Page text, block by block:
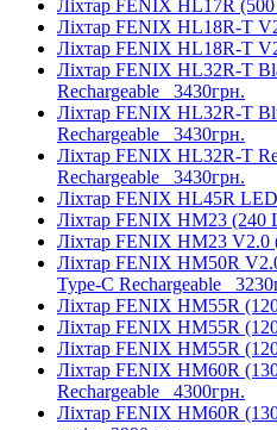
Ліхтар FENIX HL17R
Ліхтар FENIX HL18R-T
Ліхтар FENIX HL18R-T
Ліхтар FENIX HL32R-T
Rechargeable 3430грн.
Ліхтар FENIX HL32R-T
Rechargeable 3430грн.
Ліхтар FENIX HL32R-T
Rechargeable 3430грн.
Ліхтар FENIX HL45R
Ліхтар FENIX HM23 (240
Ліхтар FENIX HM23
Ліхтар FENIX HM50R
Type-C Rechargeable
Ліхтар FENIX HM55R
Ліхтар FENIX HM55R
Ліхтар FENIX HM55R
Ліхтар FENIX HM60R
Rechargeable 4300грн.
Ліхтар FENIX HM60R